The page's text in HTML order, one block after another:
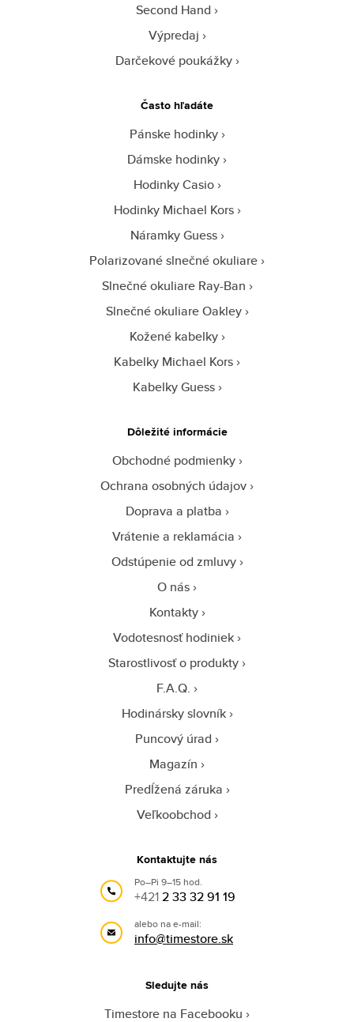
Second Hand
Výpredaj
Darčekové poukážky
Často hľadáte
Pánske hodinky
Dámske hodinky
Hodinky Casio
Hodinky Michael Kors
Náramky Guess
Polarizované slnečné okuliare
Slnečné okuliare Ray-Ban
Slnečné okuliare Oakley
Kožené kabelky
Kabelky Michael Kors
Kabelky Guess
Dôležité informácie
Obchodné podmienky
Ochrana osobných údajov
Doprava a platba
Vrátenie a reklamácia
Odstúpenie od zmluvy
O nás
Kontakty
Vodotesnosť hodiniek
Starostlivosť o produkty
F.A.Q.
Hodinársky slovník
Puncový úrad
Magazín
Predĺžená záruka
Veľkoobchod
Kontaktujte nás
Po–Pi 9–15 hod.
+4212 33 32 91 19
alebo na e-mail:
info@timestore.sk
Sledujte nás
Timestore na Facebooku